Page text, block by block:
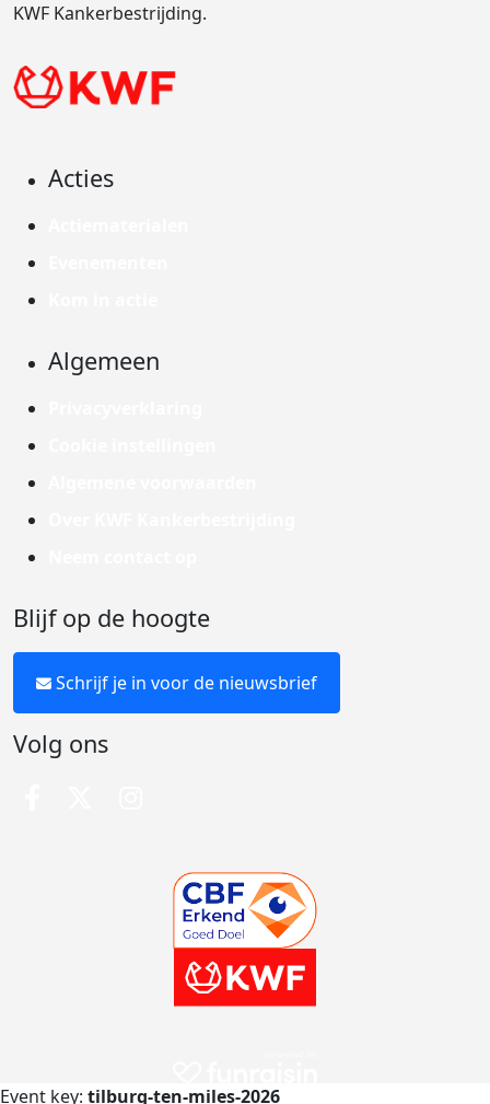
KWF Kankerbestrijding.
Acties
Algemeen
Blijf op de hoogte
Schrijf je in voor de nieuwsbrief
Volg ons
Event key: tilburg-ten-miles-2026